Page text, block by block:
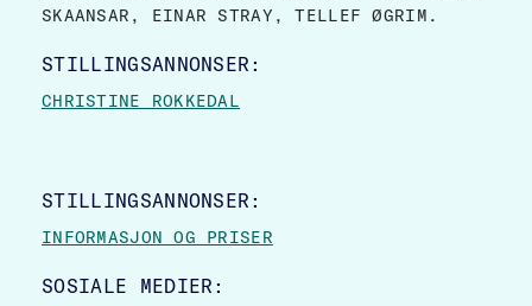
SKAANSAR, EINAR STRAY, TELLEF ØGRIM.
STILLINGSANNONSER:
CHRISTINE ROKKEDAL
STILLINGSANNONSER:
INFORMASJON OG PRISER
SOSIALE MEDIER: